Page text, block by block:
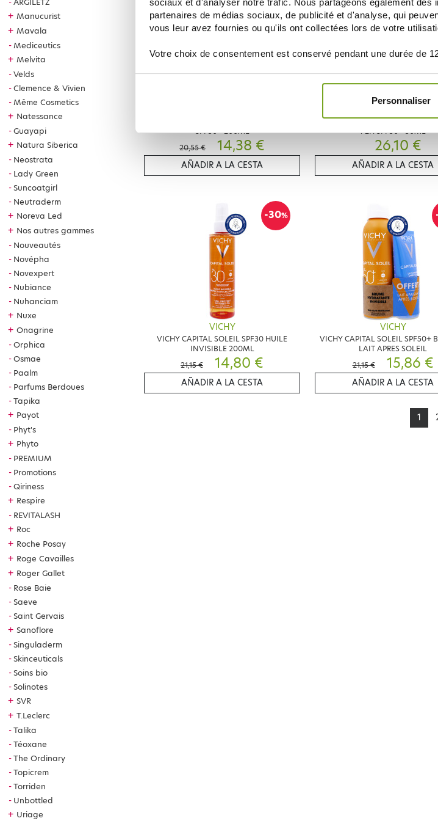
sociaux et d'analyser notre trafic. Nous partageons également
partenaires de médias sociaux, de publicité et d'analyse, qui
vous leur avez fournies ou qu'ils ont collectées lors de votre
Votre choix de consentement est conservé pendant une durée de
Personnaliser
+ Manucurist
+ Mavala
Mediceutics
+ Melvita
Velds
Clemence & Vivien
Même Cosmetics
+ Natessance
Guayapi
+ Natura Siberica
Neostrata
Lady Green
Suncoatgirl
Neutraderm
+ Noreva Led
+ Nos autres gammes
Nouveautés
Novépha
Novexpert
Nubiance
Nuhanciam
+ Nuxe
+ Onagrine
Orphica
Osmae
Paalm
Parfums Berdoues
Tapika
+ Payot
Phyt's
+ Phyto
PREMIUM
Promotions
Qiriness
+ Respire
REVITALASH
+ Roc
+ Roche Posay
+ Roge Cavailles
+ Roger Gallet
Rose Baie
Saeve
Saint Gervais
+ Sanoflore
Singuladerm
Skinceuticals
Soins bio
Solinotes
+ SVR
+ T.Leclerc
Talika
Téoxane
The Ordinary
Topicrem
Torriden
Unbottled
+ Uriage
SPF50+ 200ML
20,55 €
14,38 €
AÑADIR A LA CESTA
VICHY MINERAL 89 FLUIDE
72H SPF50+ 50ML
26,10 €
AÑADIR A LA CESTA
-30%
VICHY
VICHY CAPITAL SOLEIL SPF30 HUILE
INVISIBLE 200ML
21,15 €
14,80 €
AÑADIR A LA CESTA
VICHY
VICHY CAPITAL SOLEIL SPF50+
LAIT APRES SOLEIL
21,15 €
15,86 €
AÑADIR A LA CESTA
1